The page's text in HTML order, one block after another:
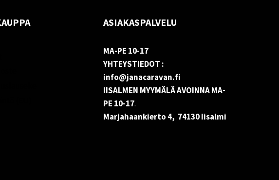
ASIAKASPALVELU
MA-PE 10-17
YHTEYSTIEDOT :
info@janacaravan.fi
IISALMEN MYYMÄLÄ AVOINNA MA-
PE 10-17.
Marjahaankierto 4, 74130 Iisalmi